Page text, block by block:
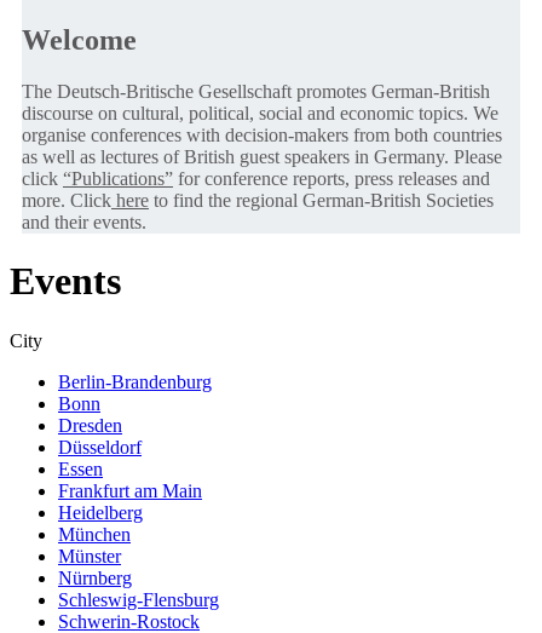
Welcome
The Deutsch-Britische Gesellschaft promotes German-British
discourse on cultural, political, social and economic topics. We
organise conferences with decision-makers from both countries
as well as lectures of British guest speakers in Germany. Please
click “Publications” for conference reports, press releases and
more. Click here to find the regional German-British Societies
and their events.
Events
City
Berlin-Brandenburg
Bonn
Dresden
Düsseldorf
Essen
Frankfurt am Main
Heidelberg
München
Münster
Nürnberg
Schleswig-Flensburg
Schwerin-Rostock